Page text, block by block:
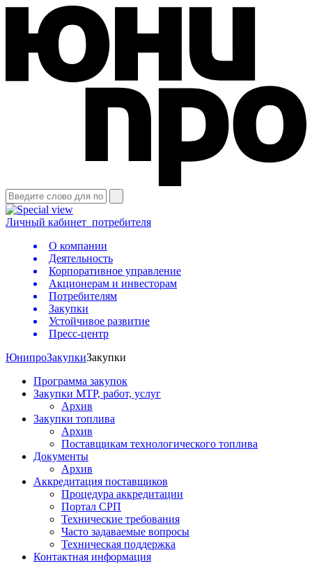
Личный кабинет потребителя
О компании
Деятельность
Корпоративное управление
Акционерам и инвесторам
Потребителям
Закупки
Устойчивое развитие
Пресс-центр
ЮнипроЗакупкиЗакупки
Программа закупок
Закупки МТР, работ, услуг
Архив
Закупки топлива
Архив
Поставщикам технологического топлива
Документы
Архив
Аккредитация поставщиков
Процедура аккредитации
Портал СРП
Технические требования
Часто задаваемые вопросы
Техническая поддержка
Контактная информация